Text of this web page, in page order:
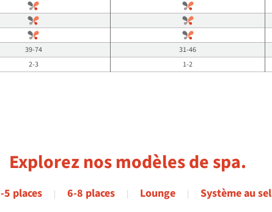
39-74 31-46
2-3
1-2
Explorez nos modèles de spa.
5 places 6-8 places Lounge Système au sel